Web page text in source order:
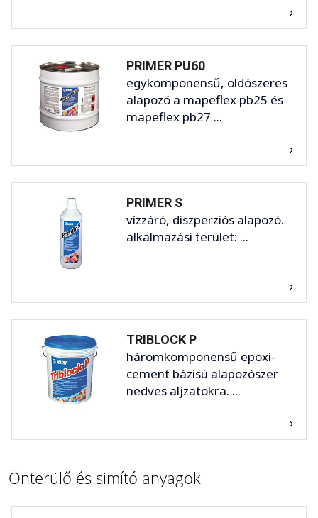
PRIMER PU60
egykomponensű, oldószeres
alapozó a mapeflex pb25 és
mapeflex pb27 ...
PRIMER S
vízzáró, diszperziós alapozó.
alkalmazási terület: ...
TRIBLOCK P
háromkomponensű epoxi-
cement bázisú alapozószer
nedves aljzatokra. ...
Önterülő és simító anyagok